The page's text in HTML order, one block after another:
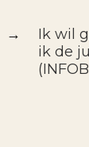
→
Ik wil
ik de